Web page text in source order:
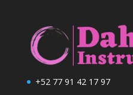
+52 77 91 42 17 97